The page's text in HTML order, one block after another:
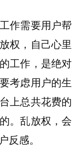
作需要用户帮
权，自己心里
工作，是绝对
考虑用户的生
上总共花费的
。乱放权，会
反感。